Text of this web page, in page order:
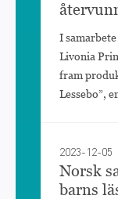
I
Livonia
fram
Lessebo”,
2023-12-05
Norsk
barns